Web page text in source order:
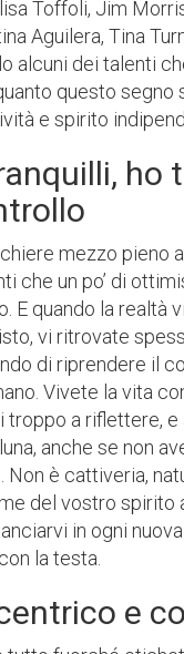
Toffoli, Jim
Aguilera, Tina
alcuni dei talenti
questo segno
e spirito
ho
mezzo pieno
che un po’ di
E quando la realtà
vi ritrovate
di riprendere il
Vivete la vita
troppo a riflettere, e
anche se non
Non è cattiveria,
del vostro spirito
in ogni
la testa.
e